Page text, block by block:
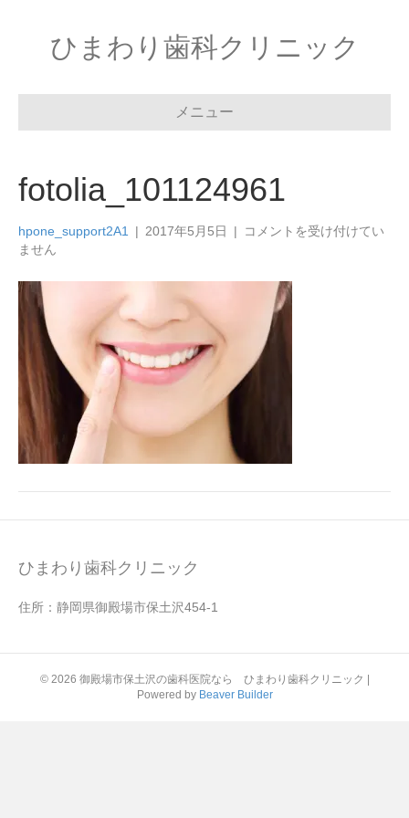
ひまわり歯科クリニック
メニュー
fotolia_101124961
hpone_support2A1 | 2017年5月5日 |
fotolia_101124961
コメントを受け付けてい
ません
ひまわり歯科クリニック
住所：静岡県御殿場市保土沢454-1
© 2026 御殿場市保土沢の歯科医院なら ひまわり歯科クリニック
Powered by Beaver Builder